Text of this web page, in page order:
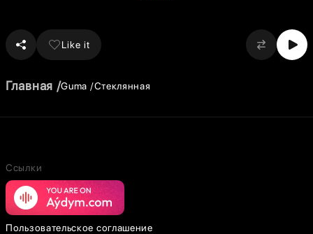
Like it
Главная Guma Стеклянная
Ссылки
Пользовательское соглашение